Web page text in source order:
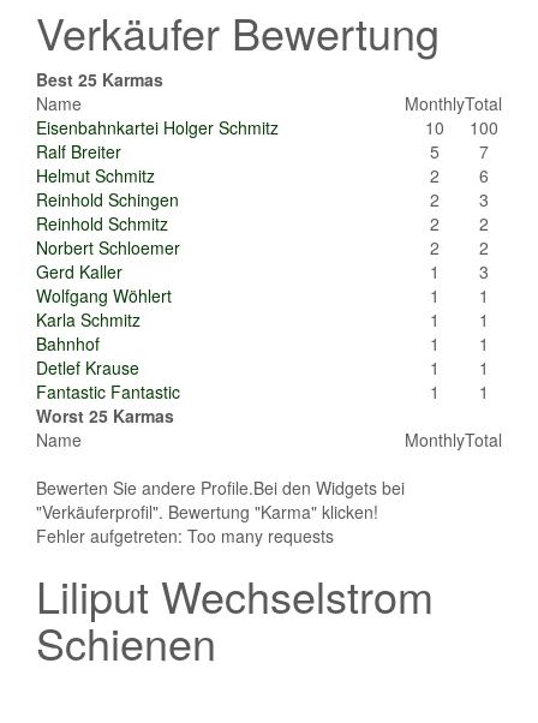
Verkäufer Bewertung
Best 25 Karmas
Name
MonthlyTotal
Eisenbahnkartei Holger Schmitz
10
100
Ralf Breiter
5
7
Helmut Schmitz
2
6
Reinhold Schingen
2
3
Reinhold Schmitz
2
2
Norbert Schloemer
2
2
Gerd Kaller
1
3
Wolfgang Wöhlert
1
1
Karla Schmitz
1
1
Bahnhof
1
1
Detlef Krause
1
1
Fantastic Fantastic
1
1
Worst 25 Karmas
Name
MonthlyTotal
Bewerten Sie andere Profile.Bei den Widgets bei
"Verkäuferprofil". Bewertung "Karma" klicken!
Fehler aufgetreten: Too many requests
Liliput Wechselstrom
Schienen